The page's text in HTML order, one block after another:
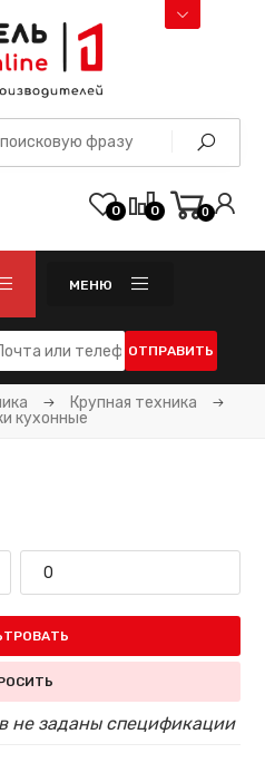
0 0 0
МЕНЮ
ОТПРАВИТЬ
Крупная техника
кухонные
не заданы спецификации